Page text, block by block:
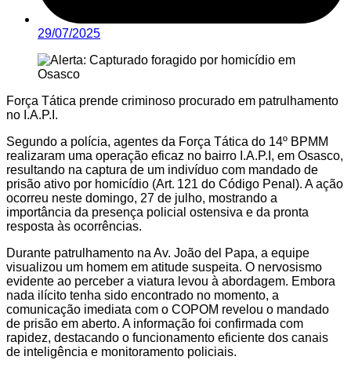
29/07/2025
Força Tática prende criminoso procurado em patrulhamento
no I.A.P.I.
Segundo a polícia, agentes da Força Tática do 14º BPMM
realizaram uma operação eficaz no bairro I.A.P.I, em Osasco,
resultando na captura de um indivíduo com mandado de
prisão ativo por homicídio (Art. 121 do Código Penal). A ação
ocorreu neste domingo, 27 de julho, mostrando a
importância da presença policial ostensiva e da pronta
resposta às ocorrências.
Durante patrulhamento na Av. João del Papa, a equipe
visualizou um homem em atitude suspeita. O nervosismo
evidente ao perceber a viatura levou à abordagem. Embora
nada ilícito tenha sido encontrado no momento, a
comunicação imediata com o COPOM revelou o mandado
de prisão em aberto. A informação foi confirmada com
rapidez, destacando o funcionamento eficiente dos canais
de inteligência e monitoramento policiais.